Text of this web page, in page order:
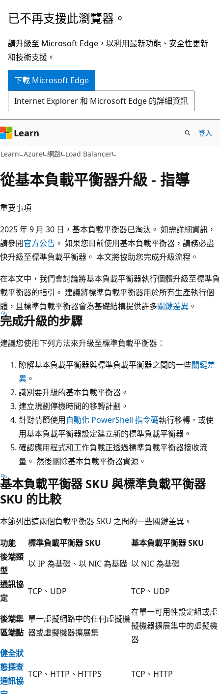
跳
主
要
內
已不再支援此瀏覽器。
請升級至 Microsoft Edge，以利用最新功能、安全性更新
和技術支援。
下載 Microsoft Edge
Internet Explorer 和 Microsoft Edge 的詳細資訊
Learn 登入
Learn Azure 網路 Load Balancer
從基本負載平衡器升級 - 指導
重要事項
2025 年 9 月 30 日，基本負載平衡器已淘汰。 如需詳細資訊，
請參閱官方公告 。 如果您目前使用基本負載平衡器，請務必盡
快升級至標準負載平衡器。 本文將協助您完成升級流程。
在本文中，我們會討論將基本負載平衡器執行個體升級至標準負
載平衡器的指引。 建議將標準負載平衡器用於所有生產執行個
體，且標準負載平衡器會為基礎結構提供許多關鍵差異 。
完成升級的步驟
建議您使用下列方法來升級至標準負載平衡器：
瞭解基本負載平衡器與標準負載平衡器之間的一些關鍵差
異 。
識別要升級的基本負載平衡器。
建立規劃停機時間的移轉計劃。
針對情節使用自動化 PowerShell 指令碼執行移轉，或使
用基本負載平衡器設定建立新的標準負載平衡器。
確認應用程式和工作負載正透過標準負載平衡器接收流
量。 然後刪除基本負載平衡器資源。
基本負載平衡器 SKU 與標準負載平衡器
SKU 的比較
本節列出這兩個負載平衡器 SKU 之間的一些關鍵差異。
功能
標準負載平衡器 SKU
基本負載平衡器 SKU
後端類
型
以 IP 為基礎、以 NIC 為基礎 以 NIC 為基礎
通訊協
定
TCP、UDP TCP、UDP
後端集
區端點
單一虛擬網路中的任何虛擬機
器或虛擬機器擴展集
在單一可用性設定組或虛
擬機器擴展集中的虛擬機
器
健全狀
態探查
通訊協
TCP、HTTP、HTTPS TCP、HTTP